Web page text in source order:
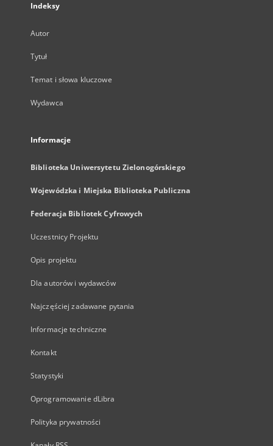
Indeksy
Autor
Tytuł
Temat i słowa kluczowe
Wydawca
Informacje
Biblioteka Uniwersytetu Zielonogórskiego
Wojewódzka i Miejska Biblioteka Publiczna
Federacja Bibliotek Cyfrowych
Uczestnicy Projektu
Opis projektu
Dla autorów i wydawców
Najczęściej zadawane pytania
Informacje techniczne
Kontakt
Statystyki
Oprogramowanie dLibra
Polityka prywatności